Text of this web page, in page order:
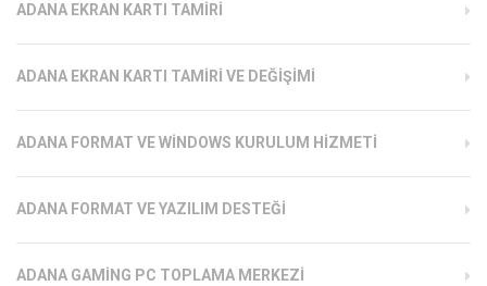
ADANA EKRAN KARTI TAMIRI
ADANA EKRAN KARTI TAMIRI VE DEĞIŞIMI
ADANA FORMAT VE WINDOWS KURULUM HIZMETI
ADANA FORMAT VE YAZILIM DESTEĞI
ADANA GAMING PC TOPLAMA MERKEZI